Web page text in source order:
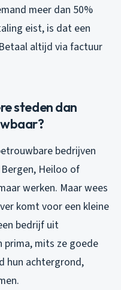
meer dan 50%
eist, is dat een
altijd via factuur
steden dan
bedrijven
Heiloo of
werken. Maar wees
komt voor een kleine
bedrijf uit
mits ze goede
hun achtergrond,